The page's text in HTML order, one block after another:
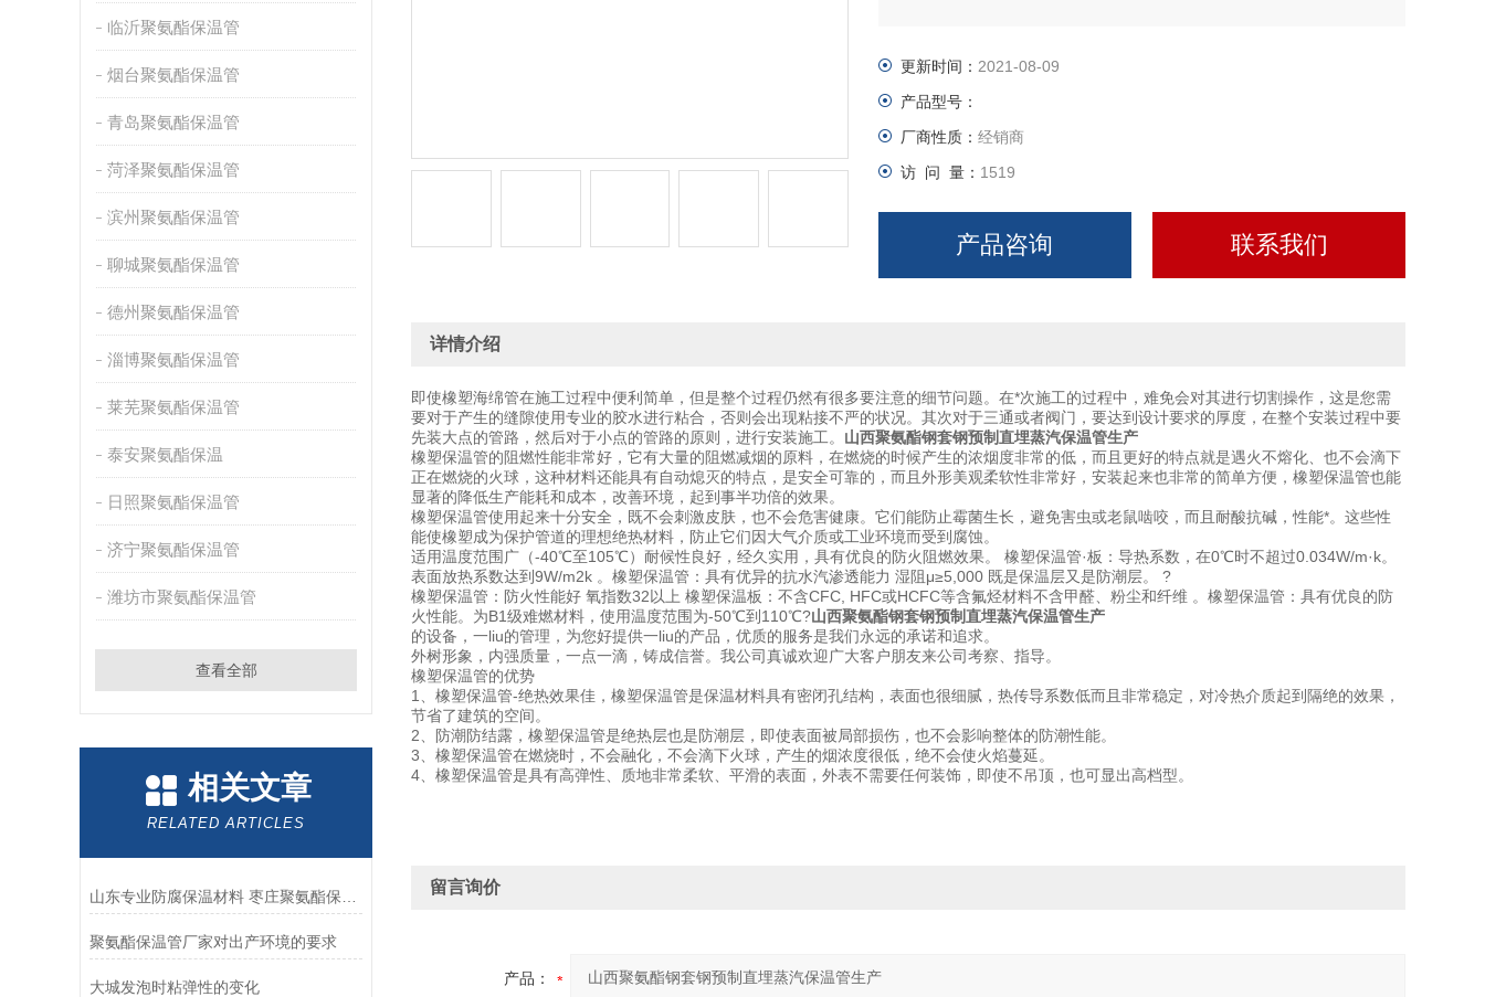
临沂聚氨酯保温管
烟台聚氨酯保温管
青岛聚氨酯保温管
菏泽聚氨酯保温管
滨州聚氨酯保温管
聊城聚氨酯保温管
德州聚氨酯保温管
淄博聚氨酯保温管
莱芜聚氨酯保温管
泰安聚氨酯保温
日照聚氨酯保温管
济宁聚氨酯保温管
潍坊市聚氨酯保温管
查看全部
相关文章
RELATED ARTICLES
聚氨酯保温管厂家对出产环境的要求
大城发泡时粘弹性的变化
更新时间： 2021-08-09
产品型号：
厂商性质： 经销商
访 问 量： 1519
产品咨询 联系我们
详情介绍
即使橡塑海绵管在施工过程中便利简单，但是整个过程仍然有很多要注意的细节问题。在*次施工的过程中，难免会对其进行切割操作，这是您需
要对于产生的缝隙使用专业的胶水进行粘合，否则会出现粘接不严的状况。其次对于三通或者阀门，要达到设计要求的厚度，在整个安装过程中要
先装大点的管路，然后对于小点的管路的原则，进行安装施工。 山西聚氨酯钢套钢预制直埋蒸汽保温管生产
橡塑保温管的阻燃性能非常好，它有大量的阻燃减烟的原料，在燃烧的时候产生的浓烟度非常的低，而且更好的特点就是遇火不熔化、也不会滴下
正在燃烧的火球，这种材料还能具有自动熄灭的特点，是安全可靠的，而且外形美观柔软性非常好，安装起来也非常的简单方便，橡塑保温管也能
显著的降低生产能耗和成本，改善环境，起到事半功倍的效果。
橡塑保温管使用起来十分安全，既不会刺激皮肤，也不会危害健康。它们能防止霉菌生长，避免害虫或老鼠啮咬，而且耐酸抗碱，性能*。这些性
能使橡塑成为保护管道的理想绝热材料，防止它们因大气介质或工业环境而受到腐蚀。
适用温度范围广（-40℃至105℃）耐候性良好，经久实用，具有优良的防火阻燃效果。 橡塑保温管·板：导热系数，在0℃时不超过0.034W/m·k。
表面放热系数达到9W/m2k 。橡塑保温管：具有优异的抗水汽渗透能力 湿阻μ≥5,000 既是保温层又是防潮层。 ?
橡塑保温管：防火性能好 氧指数32以上 橡塑保温板：不含CFC, HFC或HCFC等含氟烃材料不含甲醛、粉尘和纤维 。橡塑保温管：具有优良的防
火性能。为B1级难燃材料，使用温度范围为-50℃到110℃?山西聚氨酯钢套钢预制直埋蒸汽保温管生产
的设备，一liu的管理，为您好提供一liu的产品，优质的服务是我们永远的承诺和追求。
外树形象，内强质量，一点一滴，铸成信誉。我公司真诚欢迎广大客户朋友来公司考察、指导。
橡塑保温管的优势
1、橡塑保温管-绝热效果佳，橡塑保温管是保温材料具有密闭孔结构，表面也很细腻，热传导系数低而且非常稳定，对冷热介质起到隔绝的效果，
节省了建筑的空间。
2、防潮防结露，橡塑保温管是绝热层也是防潮层，即使表面被局部损伤，也不会影响整体的防潮性能。
3、橡塑保温管在燃烧时，不会融化，不会滴下火球，产生的烟浓度很低，绝不会使火焰蔓延。
4、橡塑保温管是具有高弹性、质地非常柔软、平滑的表面，外表不需要任何装饰，即使不吊顶，也可显出高档型。
留言询价
产品：